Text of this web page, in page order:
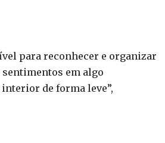
para reconhecer e organizar
em algo
de forma leve”,